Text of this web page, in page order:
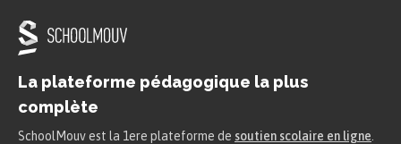
La plateforme pédagogique la plus
complète
SchoolMouv est la 1ere plateforme de soutien scolaire en ligne